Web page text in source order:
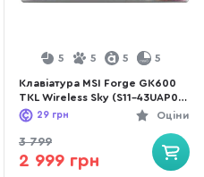
5 5 5 5
Клавіатура MSI Forge GK600
TKL Wireless Sky (S11-43UAP01-
HH9)
Оціни
29 грн
3 799
2 999 грн